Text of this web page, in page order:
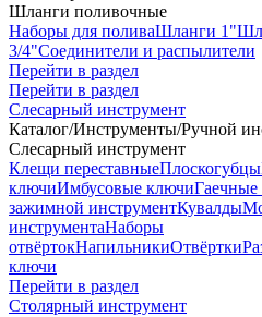
Шланги поливочные
Наборы для поливаШланги 1"
3/4"Соединители и распылители
Перейти в раздел
Перейти в раздел
Слесарный инструмент
Каталог/Инструменты/Ручной
Слесарный инструмент
Клещи переставныеПлоскогубцы
ключиИмбусовые ключи
зажимной инструментКувалды
инструментаНаборы
отвёртокНапильникиОтвёртки
ключи
Перейти в раздел
Столярный инструмент